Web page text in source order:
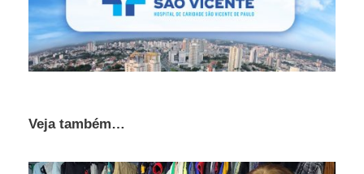
Veja também…